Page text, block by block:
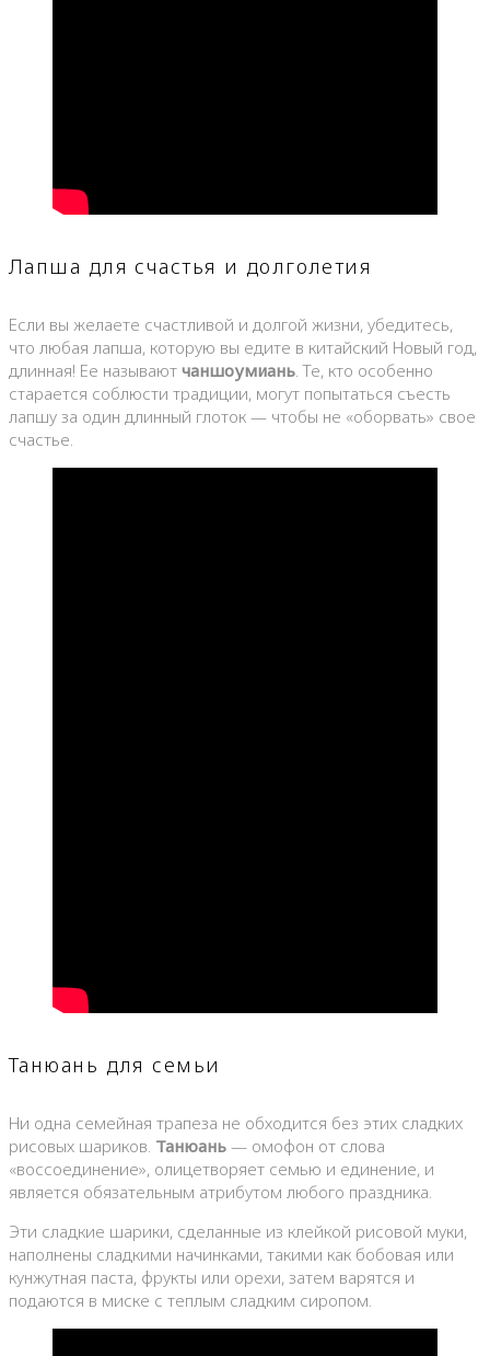
Лапша для счастья и долголетия
Если вы желаете счастливой и долгой жизни, убедитесь,
что любая лапша, которую вы едите в китайский Новый год,
длинная! Ее называют чаншоумиань . Те, кто особенно
старается соблюсти традиции, могут попытаться съесть
лапшу за один длинный глоток — чтобы не «оборвать» свое
счастье.
Танюань для семьи
Ни одна семейная трапеза не обходится без этих сладких
рисовых шариков. Танюань — омофон от слова
«воссоединение», олицетворяет семью и единение, и
является обязательным атрибутом любого праздника.
Эти сладкие шарики, сделанные из клейкой рисовой муки,
наполнены сладкими начинками, такими как бобовая или
кунжутная паста, фрукты или орехи, затем варятся и
подаются в миске с теплым сладким сиропом.